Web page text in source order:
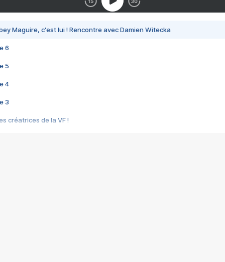
Maguire, c'est lui ! Rencontre avec Damien Witecka
6
5
4
3
créatrices de la VF !